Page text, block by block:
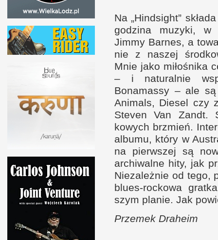
Na „Hind­sight”
godzina muzyki, w
Jimmy Bar­nes, a t
nie z naszej
Mnie jako miłośnika
– i natural­nie
Bonamassy – ale
Animals, Diesel czy
Steven Van Zandt.
kowych brzmień.
albumu, który w A
na pierw­szej są
archiwalne hity, jak
Nie­zależ­nie od tego,
blues-​rockowa
szym planie. Jak
Prze­mek Draheim